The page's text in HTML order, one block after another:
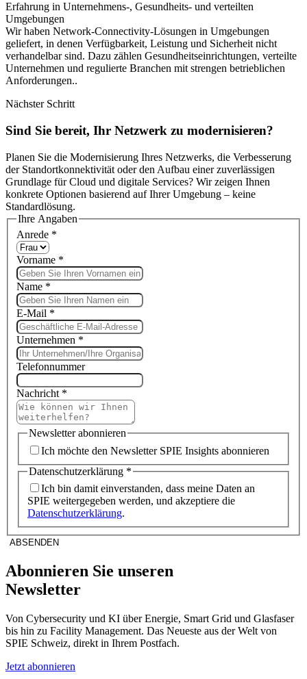
Erfahrung in Unternehmens-, Gesundheits- und verteilten
Umgebungen
Wir haben Network-Connectivity-Lösungen in Umgebungen
geliefert, in denen Verfügbarkeit, Leistung und Sicherheit nicht
verhandelbar sind. Dazu zählen Gesundheitseinrichtungen, verteilte
Unternehmen und regulierte Branchen mit strengen betrieblichen
Anforderungen..
Nächster Schritt
Sind Sie bereit, Ihr Netzwerk zu modernisieren?
Planen Sie die Modernisierung Ihres Netzwerks, die Verbesserung
der Standortkonnektivität oder den Aufbau einer zuverlässigen
Grundlage für Cloud und digitale Services? Wir zeigen Ihnen
konkrete Optionen basierend auf Ihrer Umgebung – keine
Standardlösung.
Ihre Angaben
Anrede *
Vorname *
Name *
E-Mail *
Unternehmen *
Telefonnummer
Nachricht *
Newsletter abonnieren
Ich möchte den Newsletter SPIE Insights abonnieren
Datenschutzerklärung *
Ich bin damit einverstanden, dass meine Daten an
SPIE weitergegeben werden, und akzeptiere die
Datenschutzerklärung.
ABSENDEN
Abonnieren Sie unseren
Newsletter
Von Cybersecurity und KI über Energie, Smart Grid und Glasfaser
bis hin zu Facility Management. Das Neueste aus der Welt von
SPIE Schweiz, direkt in Ihrem Postfach.
Jetzt abonnieren